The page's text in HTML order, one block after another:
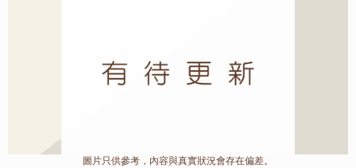
圖片只供參考，內容與真實狀況會存在偏差。